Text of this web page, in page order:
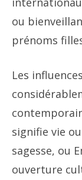
ou
prénoms
Les
signifie vie
sagesse, ou
ouverture